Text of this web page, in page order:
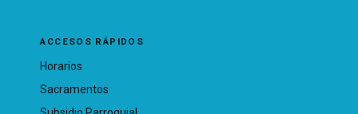
ACCESOS RÁPIDOS
Horarios
Sacramentos